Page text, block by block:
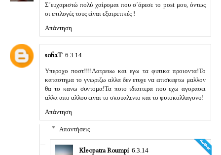
Σ΄ευχαριστώ πολύ χαίρομαι που σ΄άρεσε το post μου, όντως
οι επιλογές τους είναι εξαιρετικές !
Απάντηση
sofiaT 6.3.14
Υπεροχο ποστ!!!!Λατρευω και εγω τα φυτικα προιοντα!Το
καταστημα το γνωριζω αλλα δεν ετυχε να επισκεφτω μαλλον
θα το κανω συντομα!Τα ποιο ιδιαιτερα που εχω αγορασει
αλλα απο αλλου ειναι το σκουαλενιο και το φυτοκολλαγονο!
Απάντηση
Απαντήσεις
Kleopatra Roumpi 6.3.14